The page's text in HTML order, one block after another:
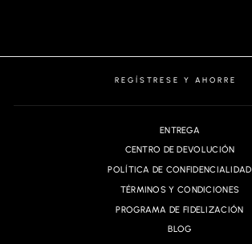
REGÍSTRESE Y AHORRE
ENTREGA
CENTRO DE DEVOLUCIÓN
POLÍTICA DE CONFIDENCIALIDAD
TÉRMINOS Y CONDICIONES
PROGRAMA DE FIDELIZACIÓN
BLOG